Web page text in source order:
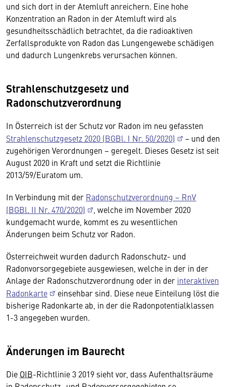
und sich dort in der Atemluft anreichern. Eine hohe
Konzentration an Radon in der Atemluft wird als
gesundheitsschädlich betrachtet, da die radioaktiven
Zerfallsprodukte von Radon das Lungengewebe schädigen
und dadurch Lungenkrebs verursachen können.
Strahlenschutzgesetz und
Radonschutzverordnung
In Österreich ist der Schutz vor Radon im neu gefassten
Strahlenschutzgesetz 2020 (BGBl. I Nr. 50/2020)
− und den
zugehörigen Verordnungen – geregelt. Dieses Gesetz ist seit
August 2020 in Kraft und setzt die Richtlinie
2013/59/Euratom um.
In Verbindung mit der Radonschutzverordnung – RnV
(BGBl. II Nr. 470/2020)
, welche im November 2020
kundgemacht wurde, kommt es zu wesentlichen
Änderungen beim Schutz vor Radon.
Österreichweit wurden dadurch Radonschutz- und
Radonvorsorgegebiete ausgewiesen, welche in der in der
Anlage der Radonschutzverordnung oder in der interaktiven
Radonkarte
einsehbar sind. Diese neue Einteilung löst die
bisherige Radonkarte ab, in der die Radonpotentialklassen
1-3 angegeben wurden.
Änderungen im Baurecht
Die OIB-Richtlinie 3 2019 sieht vor, dass Aufenthaltsräume